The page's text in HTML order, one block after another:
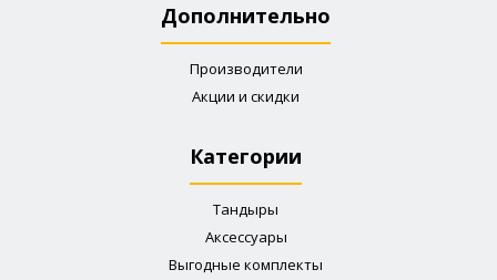
Дополнительно
Производители
Акции и скидки
Категории
Тандыры
Аксессуары
Выгодные комплекты